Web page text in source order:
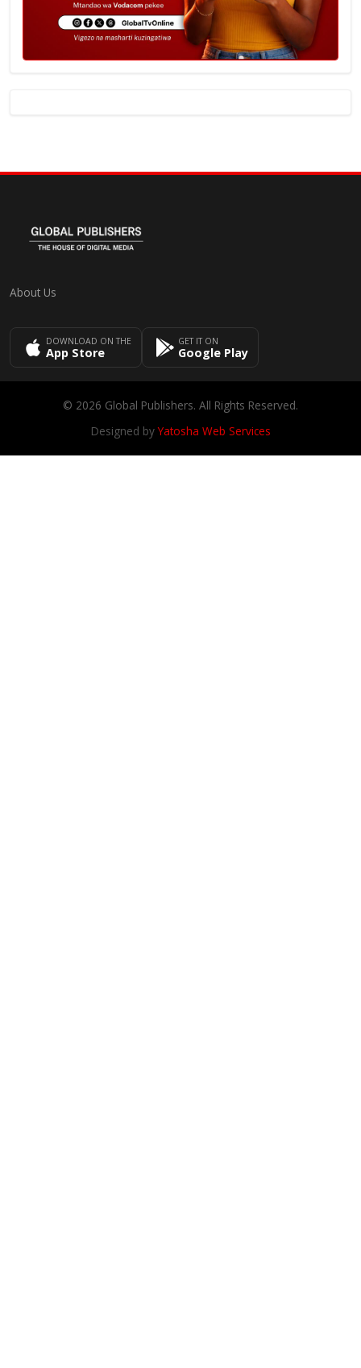
About Us
DOWNLOAD ON THE
App Store
GET IT ON
Google Play
© 2026 Global Publishers. All Rights Reserved.
Designed byYatosha Web Services